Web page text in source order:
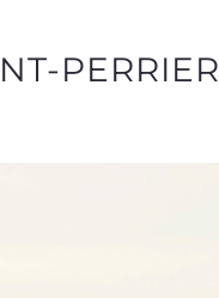
PERRIER